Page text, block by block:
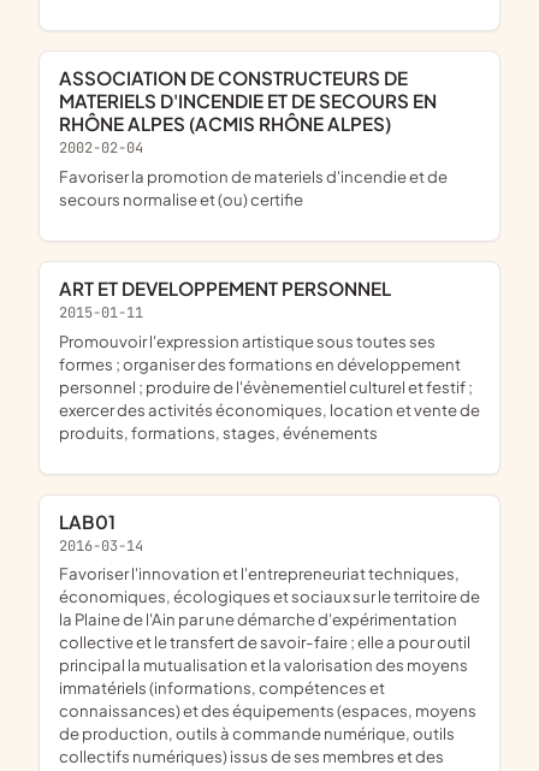
ASSOCIATION DE CONSTRUCTEURS DE
MATERIELS D'INCENDIE ET DE SECOURS EN
RHÔNE ALPES (ACMIS RHÔNE ALPES)
2002-02-04
favoriser la promotion de materiels d'incendie et de
secours normalise et (ou) certifie
ART ET DEVELOPPEMENT PERSONNEL
2015-01-11
promouvoir l'expression artistique sous toutes ses
formes ; organiser des formations en développement
personnel ; produire de l'évènementiel culturel et festif ;
exercer des activités économiques, location et vente de
produits, formations, stages, événements
LAB01
2016-03-14
favoriser l'innovation et l'entrepreneuriat techniques,
économiques, écologiques et sociaux sur le territoire de
la Plaine de l'Ain par une démarche d'expérimentation
collective et le transfert de savoir-faire ; elle a pour outil
principal la mutualisation et la valorisation des moyens
immatériels (informations, compétences et
connaissances) et des équipements (espaces, moyens
de production, outils à commande numérique, outils
collectifs numériques) issus de ses membres et des